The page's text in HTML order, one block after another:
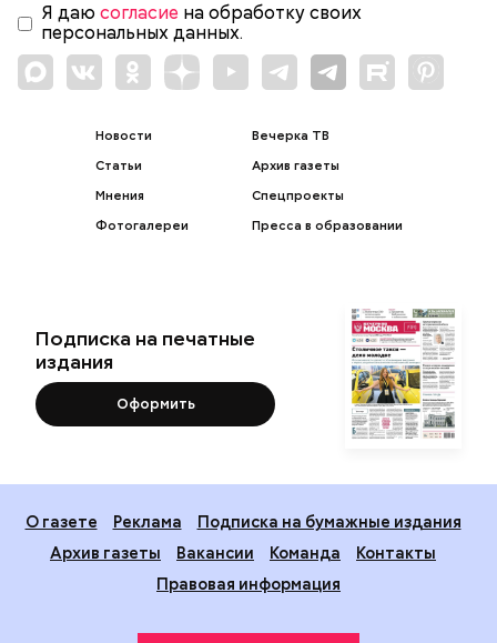
Я даю согласие на обработку своих
персональных данных.
Новости
Статьи
Мнения
Фотогалереи
Вечерка ТВ
Архив газеты
Спецпроекты
Пресса в образовании
Подписка на печатные
издания
Оформить
О газете Реклама
Подписка на бумажные издания
Архив газеты
Вакансии Команда
Контакты
Правовая информация